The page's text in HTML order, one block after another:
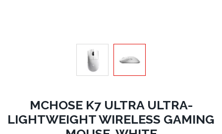
MCHOSE K7 ULTRA ULTRA-
LIGHTWEIGHT WIRELESS GAMING